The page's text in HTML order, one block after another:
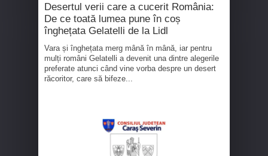
Desertul verii care a cucerit România:
De ce toată lumea pune în coș
înghețata Gelatelli de la Lidl
Vara și înghețata merg mână în mână, iar pentru
mulți români Gelatelli a devenit una dintre alegerile
preferate atunci când vine vorba despre un desert
răcoritor, care să bifeze...